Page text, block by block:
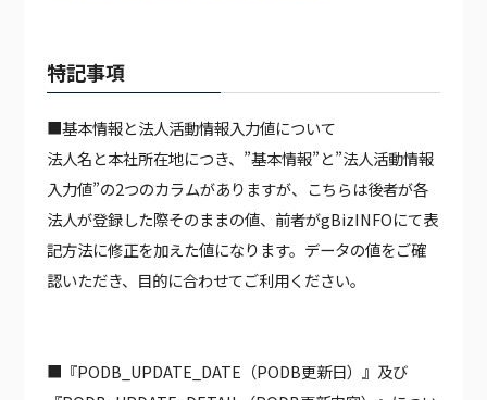
特記事項
■基本情報と法人活動情報入力値について
法人名と本社所在地につき、”基本情報”と”法人活動情報
入力値”の2つのカラムがありますが、こちらは後者が各
法人が登録した際そのままの値、前者がgBizINFOにて表
記方法に修正を加えた値になります。データの値をご確
認いただき、目的に合わせてご利用ください。
■『PODB_UPDATE_DATE（PODB更新日）』及び